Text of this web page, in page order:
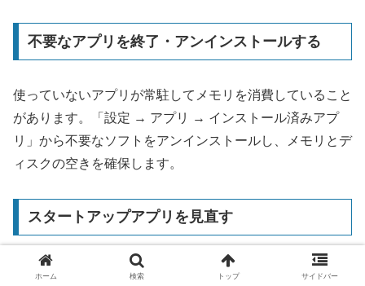
不要なアプリを終了・アンインストールする
使っていないアプリが常駐してメモリを消費していること
があります。「設定 → アプリ → インストール済みアプ
リ」から不要なソフトをアンインストールし、メモリとデ
ィスクの空きを確保します。
スタートアップアプリを見直す
タスクマネージャーの「スタートアップ」タブから、起動
ホーム 検索 トップ サイドバー